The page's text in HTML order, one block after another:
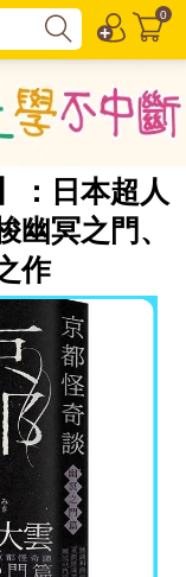
0
：日本超人
幽冥之門、
作